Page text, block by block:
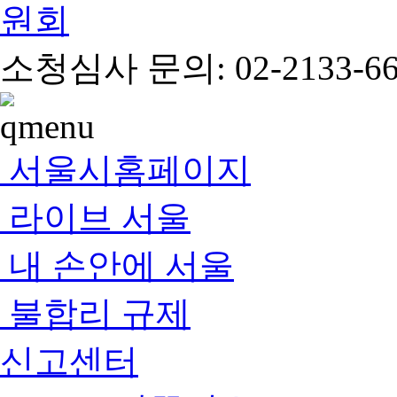
소청심사 문의: 02-2133-
서울시홈페이지
라이브 서울
내 손안에 서울
불합리 규제
신고센터